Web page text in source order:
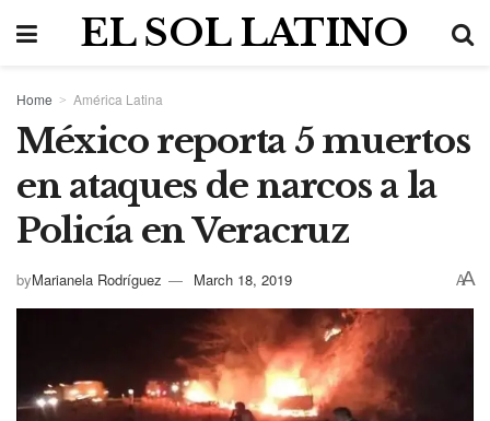
EL SOL LATINO
Home América Latina
México reporta 5 muertos
en ataques de narcos a la
Policía en Veracruz
byMarianela Rodríguez March 18, 2019 AA